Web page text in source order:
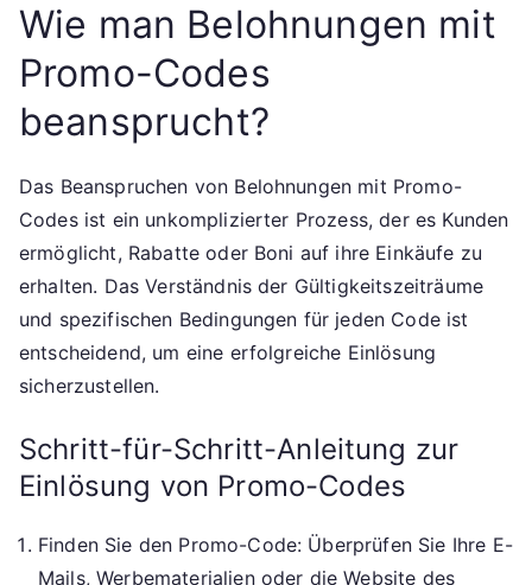
Wie man Belohnungen mit
Promo-Codes
beansprucht?
Das Beanspruchen von Belohnungen mit Promo-
Codes ist ein unkomplizierter Prozess, der es Kunden
ermöglicht, Rabatte oder Boni auf ihre Einkäufe zu
erhalten. Das Verständnis der Gültigkeitszeiträume
und spezifischen Bedingungen für jeden Code ist
entscheidend, um eine erfolgreiche Einlösung
sicherzustellen.
Schritt-für-Schritt-Anleitung zur
Einlösung von Promo-Codes
Finden Sie den Promo-Code: Überprüfen Sie Ihre E-
Mails, Werbematerialien oder die Website des